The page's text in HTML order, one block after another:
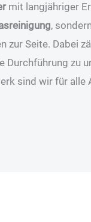
mit langjähriger
,
zur Seite. Dabei
Durchführung zu
sind wir für